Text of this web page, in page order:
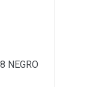
NEGRO